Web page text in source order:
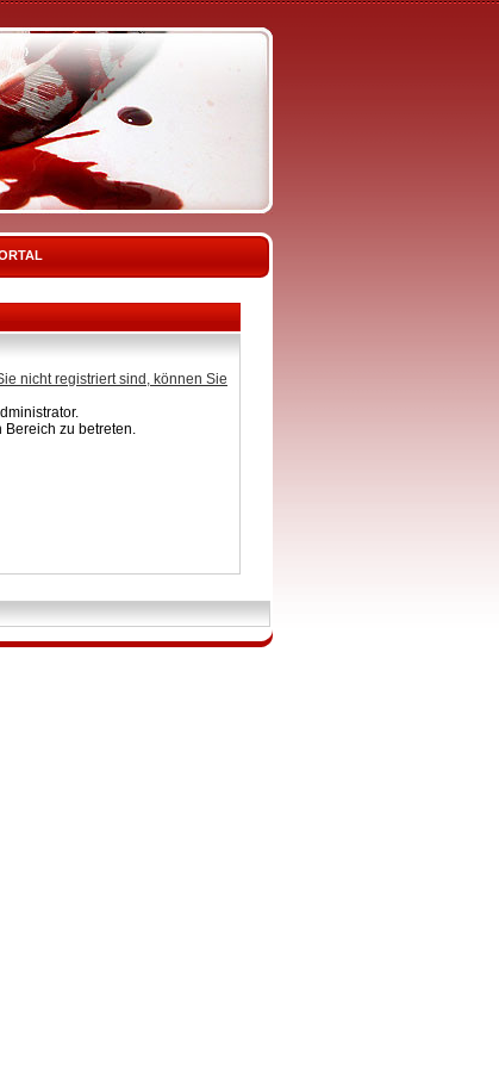
nicht registriert sind, können Sie
Bereich zu betreten.